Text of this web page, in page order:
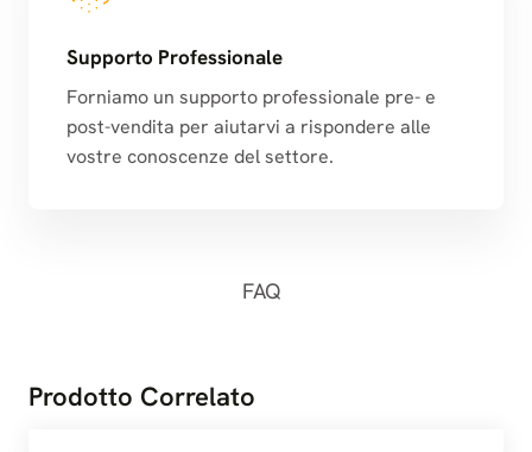
Supporto Professionale
Forniamo un supporto professionale pre- e
post-vendita per aiutarvi a rispondere alle
vostre conoscenze del settore.
FAQ
Prodotto Correlato